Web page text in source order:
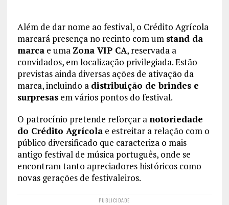
Além de dar nome ao festival, o Crédito Agrícola
marcará presença no recinto com um stand da
marcae uma Zona VIP CA, reservada a
convidados, em localização privilegiada. Estão
previstas ainda diversas ações de ativação da
marca, incluindo a distribuição de brindes e
surpresasem vários pontos do festival.
O patrocínio pretende reforçar a notoriedade
do Crédito Agrícolae estreitar a relação com o
público diversificado que caracteriza o mais
antigo festival de música português, onde se
encontram tanto apreciadores históricos como
novas gerações de festivaleiros.
PUBLICIDADE